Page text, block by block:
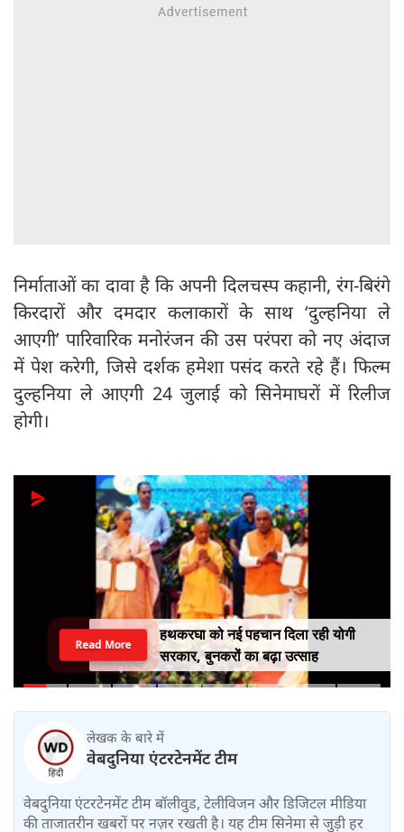
निर्माताओं का दावा है कि अपनी दिलचस्प कहानी, रंग-बिरंगे
किरदारों और दमदार कलाकारों के साथ ‘दुल्हनिया ले
आएगी’ पारिवारिक मनोरंजन की उस परंपरा को नए अंदाज
में पेश करेगी, जिसे दर्शक हमेशा पसंद करते रहे हैं। फिल्म
दुल्हनिया ले आएगी 24 जुलाई को सिनेमाघरों में रिलीज
होगी।
हथकरघा को नई पहचान दिला रही योगी
सरकार, बुनकरों का बढ़ा उत्साह
Read More
लेखक के बारे में
वेबदुनिया एंटरटेनमेंट टीम
वेबदुनिया एंटरटेनमेंट टीम बॉलीवुड, टेलीविजन और डिजिटल मीडिया
की ताजातरीन खबरों पर नज़र रखती है। यह टीम सिनेमा से जुड़ी हर